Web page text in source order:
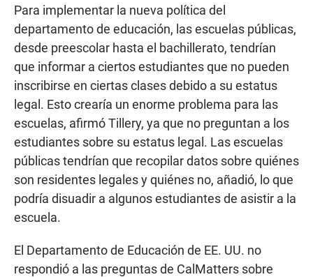
Para implementar la nueva política del
departamento de educación, las escuelas públicas,
desde preescolar hasta el bachillerato, tendrían
que informar a ciertos estudiantes que no pueden
inscribirse en ciertas clases debido a su estatus
legal. Esto crearía un enorme problema para las
escuelas, afirmó Tillery, ya que no preguntan a los
estudiantes sobre su estatus legal. Las escuelas
públicas tendrían que recopilar datos sobre quiénes
son residentes legales y quiénes no, añadió, lo que
podría disuadir a algunos estudiantes de asistir a la
escuela.
El Departamento de Educación de EE. UU. no
respondió a las preguntas de CalMatters sobre